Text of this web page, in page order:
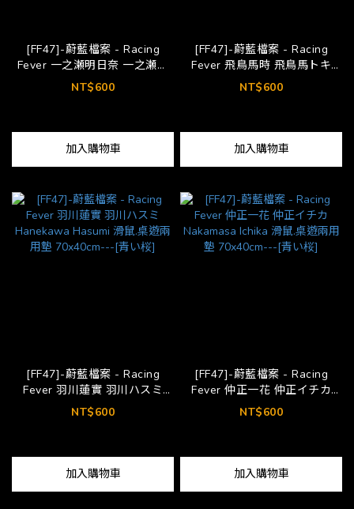
[FF47]-蔚藍檔案 - Racing
Fever 一之瀬明日奈 一之瀬ア
スナ Ichinose Asuna 滑鼠.桌遊
兩用墊 70x40cm---[青い桜]
NT$600
加入購物車
[FF47]-蔚藍檔案 - Racing
Fever 飛鳥馬時 飛鳥馬トキ
Asuma Toki 滑鼠.桌遊兩用墊
70x40cm---[青い桜] Bonus-
NT$600
加入購物車
[FF47]-蔚藍檔案 - Racing
Fever 羽川蓮實 羽川ハスミ
Hanekawa Hasumi 滑鼠.桌遊
兩用墊 70x40cm---[青い桜]
NT$600
加入購物車
[FF47]-蔚藍檔案 - Racing
Fever 仲正一花 仲正イチカ
Nakamasa Ichika 滑鼠.桌遊兩
用墊 70x40cm---[青い桜]
NT$600
加入購物車